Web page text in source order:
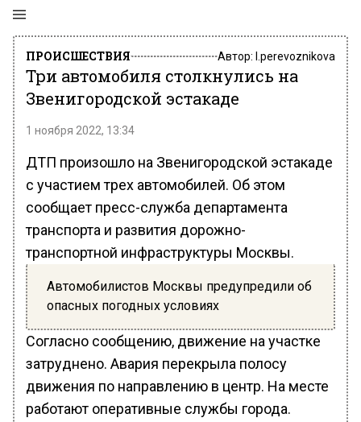
ПРОИСШЕСТВИЯ Автор: l.perevoznikova
Три автомобиля столкнулись на
Звенигородской эстакаде
1 ноября 2022, 13:34
ДТП произошло на Звенигородской эстакаде
с участием трех автомобилей. Об этом
сообщает пресс-служба департамента
транспорта и развития дорожно-
транспортной инфраструктуры Москвы.
Автомобилистов Москвы предупредили об
опасных погодных условиях
Согласно сообщению, движение на участке
затруднено. Авария перекрыла полосу
движения по направлению в центр. На месте
работают оперативные службы города.